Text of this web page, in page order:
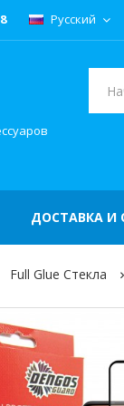
Русский
ДОСТАВКА И
Full Glue Стекла